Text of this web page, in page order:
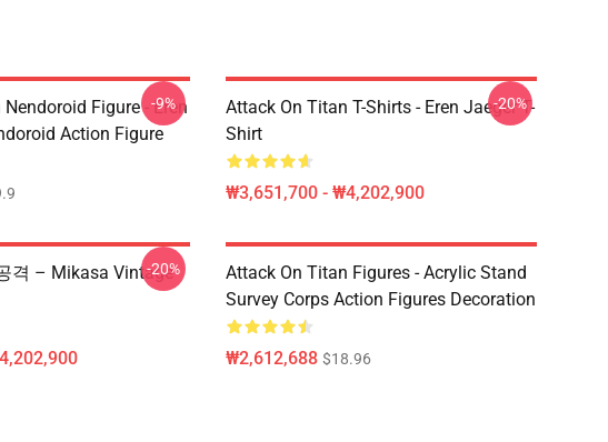
Figure - Eren
Action Figure
-9%
Attack On Titan T-Shirts - Eren Jaeger T-
Shirt
₩3,651,700 - ₩4,202,900
-20%
격 – Mikasa Vintage
-20%
Attack On Titan Figures - Acrylic Stand
Survey Corps Action Figures Decoration
₩2,612,688 $18.96